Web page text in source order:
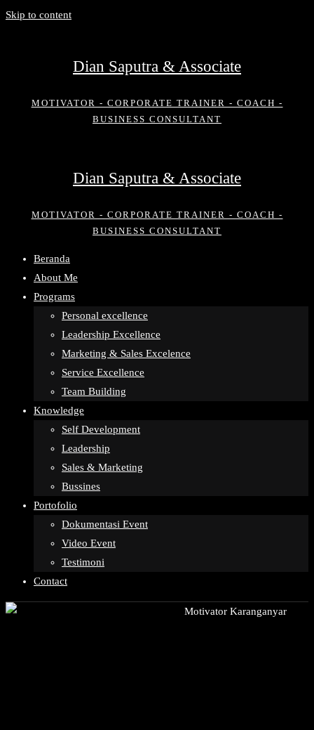
Skip to content
Dian Saputra & Associate
MOTIVATOR - CORPORATE TRAINER - COACH -
BUSINESS CONSULTANT
Dian Saputra & Associate
MOTIVATOR - CORPORATE TRAINER - COACH -
BUSINESS CONSULTANT
Beranda
About Me
Programs
Personal excellence
Leadership Excellence
Marketing & Sales Excelence
Service Excellence
Team Building
Knowledge
Self Development
Leadership
Sales & Marketing
Bussines
Portofolio
Dokumentasi Event
Video Event
Testimoni
Contact